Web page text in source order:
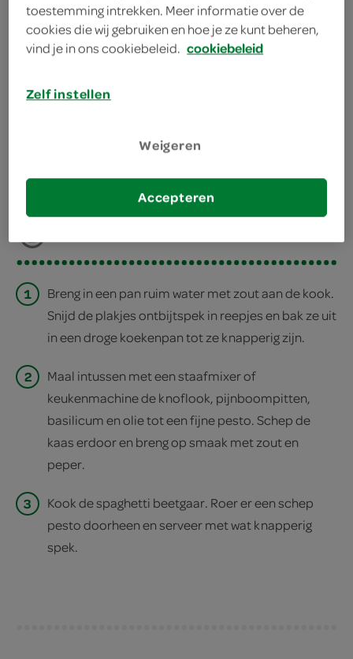
200 gram ontbijtspek
deel op twitter
deel op facebook
1
Breng in een pan ruim water met zout aan de kook.
Snijd de plakjes ontbijtspek in reepjes en bak ze uit
in een droge koekenpan tot ze knapperig zijn.
2
Maal intussen met een staafmixer of
keukenmachine de knoflook, pijnboompitten,
basilicum en olie tot een fijne pesto. Schep de
kaas erdoor en breng op smaak met zout en
peper.
3
Kook de spaghetti beetgaar. Roer er een schep
pesto doorheen en serveer met wat knapperig
spek.
toestemming intrekken. Meer informatie over de
cookies die wij gebruiken en hoe je ze kunt beheren,
vind je in ons cookiebeleid. cookiebeleid
Zelf instellen
Weigeren
Accepteren